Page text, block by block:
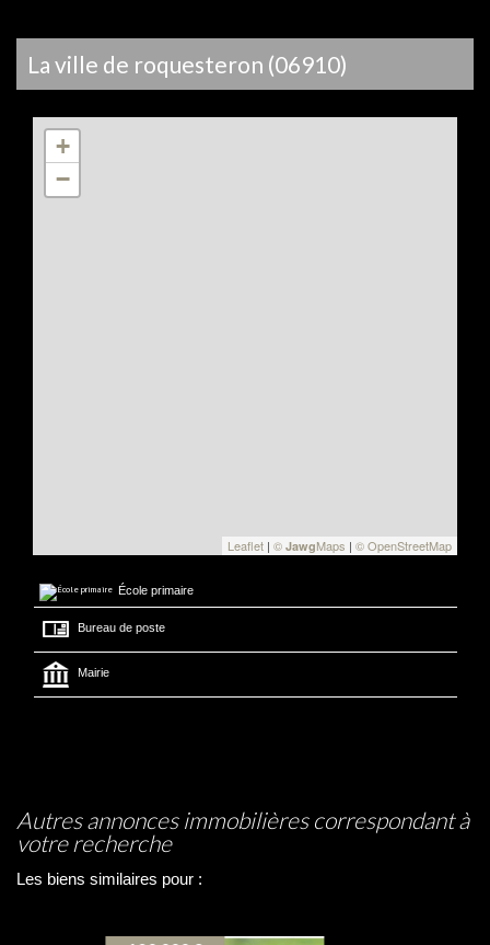
la ville de roquesteron (06910)
+
−
Leaflet | © JawgMaps | © OpenStreetMap
École primaire
Bureau de poste
Mairie
autres annonces immobilières correspondant à
votre recherche
Les biens similaires pour :